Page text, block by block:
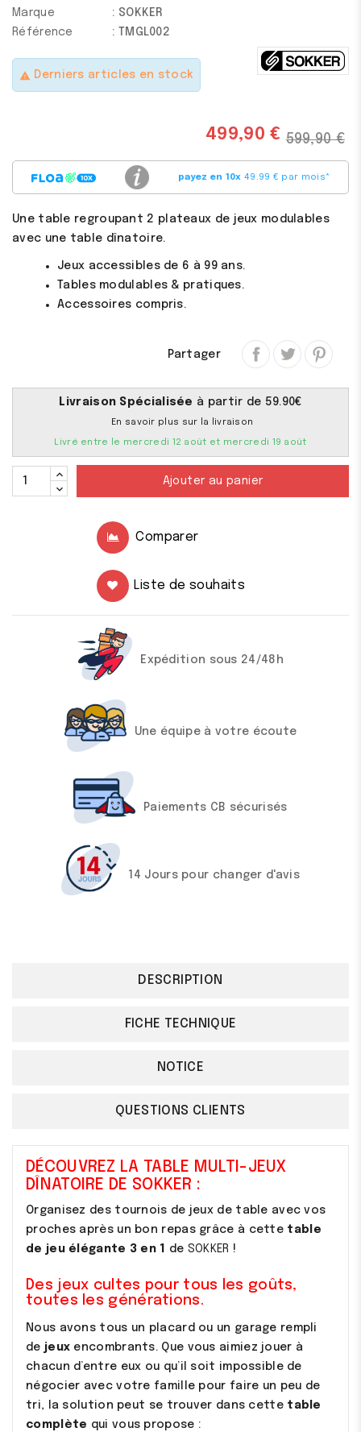
Marque
: SOKKER
Référence
: TMGL002
warning Derniers articles en stock
499,90 € 599,90 €
payez en 10x 49.99 € par mois*
Une table regroupant 2 plateaux de jeux modulables
avec une table dînatoire.
Jeux accessibles de 6 à 99 ans.
Tables modulables & pratiques.
Accessoires compris.
Partager
Livraison Spécialisée à partir de 59.90€
En savoir plus sur la livraison
Livré entre le mercredi 12 août et mercredi 19 août
Ajouter au panier
Comparer
Liste de souhaits
Expédition sous 24/48h
Une équipe à votre écoute
Paiements CB sécurisés
14 Jours pour changer d'avis
DESCRIPTION
FICHE TECHNIQUE
NOTICE
QUESTIONS CLIENTS
DÉCOUVREZ LA TABLE MULTI-JEUX
DÎNATOIRE DE SOKKER :
Organisez des tournois de jeux de table avec vos
proches après un bon repas grâce à cette table
de jeu élégante 3 en 1
de SOKKER !
Des jeux cultes pour tous les goûts,
toutes les générations.
Nous avons tous un placard ou un garage rempli
de jeux encombrants. Que vous aimiez jouer à
chacun d’entre eux ou qu’il soit impossible de
négocier avec votre famille pour faire un peu de
tri, la solution peut se trouver dans cette table
complète qui vous propose :